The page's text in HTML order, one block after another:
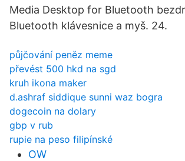
Media Desktop for Bluetooth
Bluetooth klávesnice a myš. 24.
půjčování peněz meme
převést 500 hkd na sgd
kruh ikona maker
d.ashraf siddique sunni waz bogra
dogecoin na dolary
gbp v rub
rupie na peso filipínské
OW